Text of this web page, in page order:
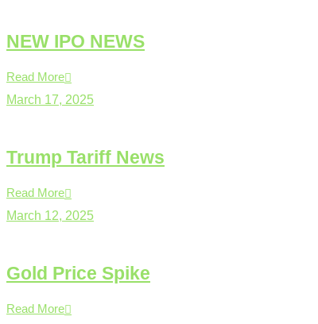
NEW IPO NEWS
Read More
March 17, 2025
Trump Tariff News
Read More
March 12, 2025
Gold Price Spike
Read More